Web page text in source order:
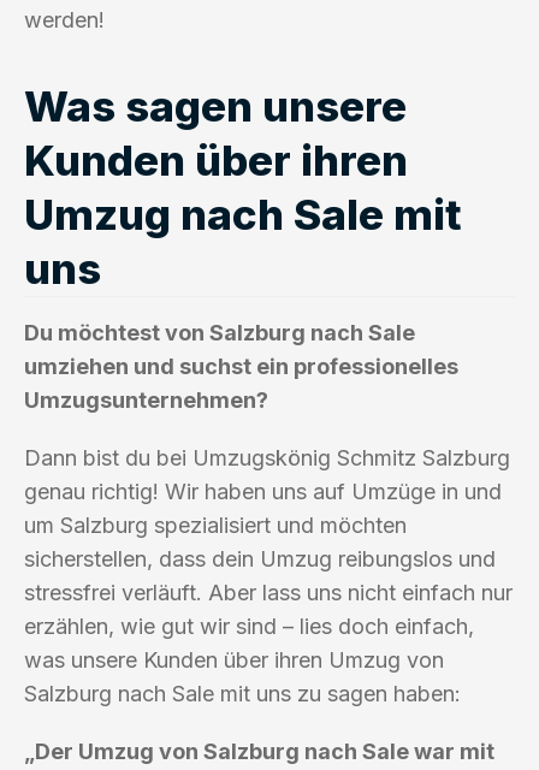
werden!
Was sagen unsere
Kunden über ihren
Umzug nach Sale mit
uns
Du möchtest von Salzburg nach Sale
umziehen und suchst ein professionelles
Umzugsunternehmen?
Dann bist du bei Umzugskönig Schmitz Salzburg
genau richtig! Wir haben uns auf Umzüge in und
um Salzburg spezialisiert und möchten
sicherstellen, dass dein Umzug reibungslos und
stressfrei verläuft. Aber lass uns nicht einfach nur
erzählen, wie gut wir sind – lies doch einfach,
was unsere Kunden über ihren Umzug von
Salzburg nach Sale mit uns zu sagen haben:
„Der Umzug von Salzburg nach Sale war mit